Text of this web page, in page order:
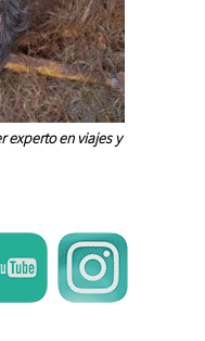
experto en viajes y